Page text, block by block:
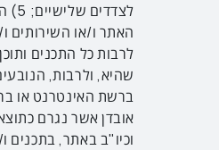
האתר ו/או השירותים
לרבות כל התכנים
שהיא, ולרבות,
אובדן אשר נגרם
וכיו"ב באתר, בתכנים